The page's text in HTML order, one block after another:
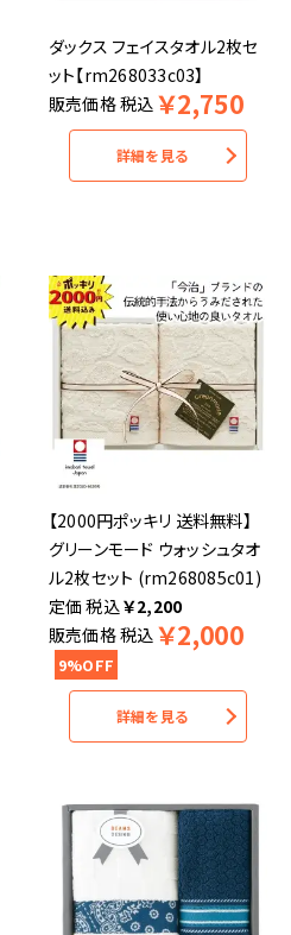
ダックス フェイスタオル2枚セ
ット【rm268033c03】
販売価格税込 ￥2,750
詳細を見る
【2000円ポッキリ 送料無料】
グリーンモード ウォッシュタオ
ル2枚セット (rm268085c01)
税込￥2,200
販売価格税込 ￥2,000
9%OFF
詳細を見る